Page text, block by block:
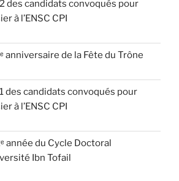
des candidats convoqués pour
à l’ENSC CPI
anniversaire de la Fête du Trône
des candidats convoqués pour
à l’ENSC CPI
année du Cycle Doctoral
Ibn Tofail